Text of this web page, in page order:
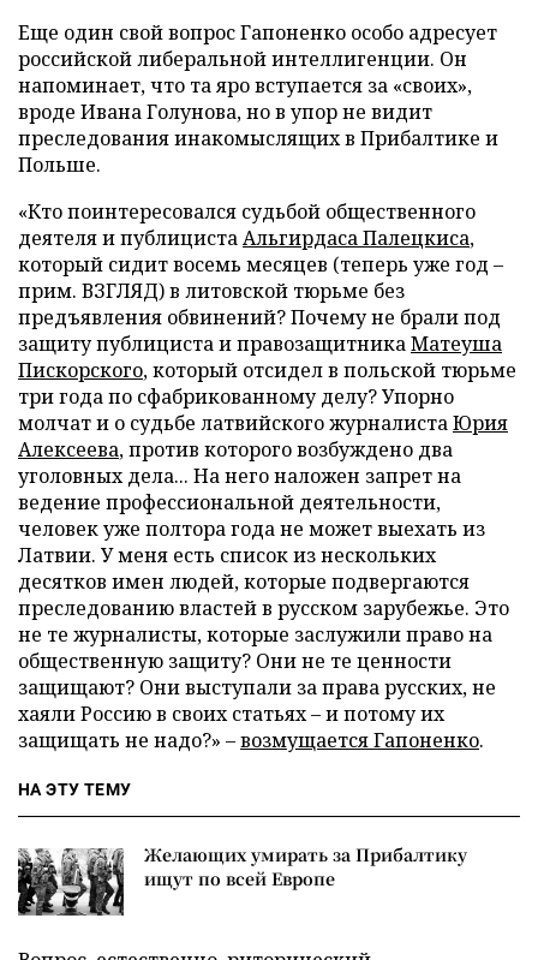
Еще один свой вопрос Гапоненко особо адресует
российской либеральной интеллигенции. Он
напоминает, что та яро вступается за «своих»,
вроде Ивана Голунова, но в упор не видит
преследования инакомыслящих в Прибалтике и
Польше.
«Кто поинтересовался судьбой общественного
деятеля и публицистаАльгирдаса Палецкиса,
который сидит восемь месяцев (теперь уже год –
прим. ВЗГЛЯД) в литовской тюрьме без
предъявления обвинений? Почему не брали под
защиту публициста и правозащитникаМатеуша
Пискорского, который отсидел в польской тюрьме
три года по сфабрикованному делу? Упорно
молчат и о судьбе латвийского журналистаЮрия
Алексеева, против которого возбуждено два
уголовных дела... На него наложен запрет на
ведение профессиональной деятельности,
человек уже полтора года не может выехать из
Латвии. У меня есть список из нескольких
десятков имен людей, которые подвергаются
преследованию властей в русском зарубежье. Это
не те журналисты, которые заслужили право на
общественную защиту? Они не те ценности
защищают? Они выступали за права русских, не
хаяли Россию в своих статьях – и потому их
защищать не надо?» –возмущается Гапоненко.
НА ЭТУ ТЕМУ
Желающих умирать за Прибалтику
ищут по всей Европе